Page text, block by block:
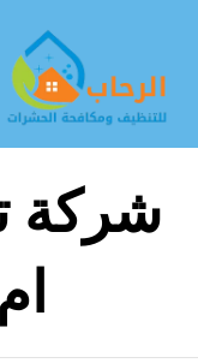
شركة